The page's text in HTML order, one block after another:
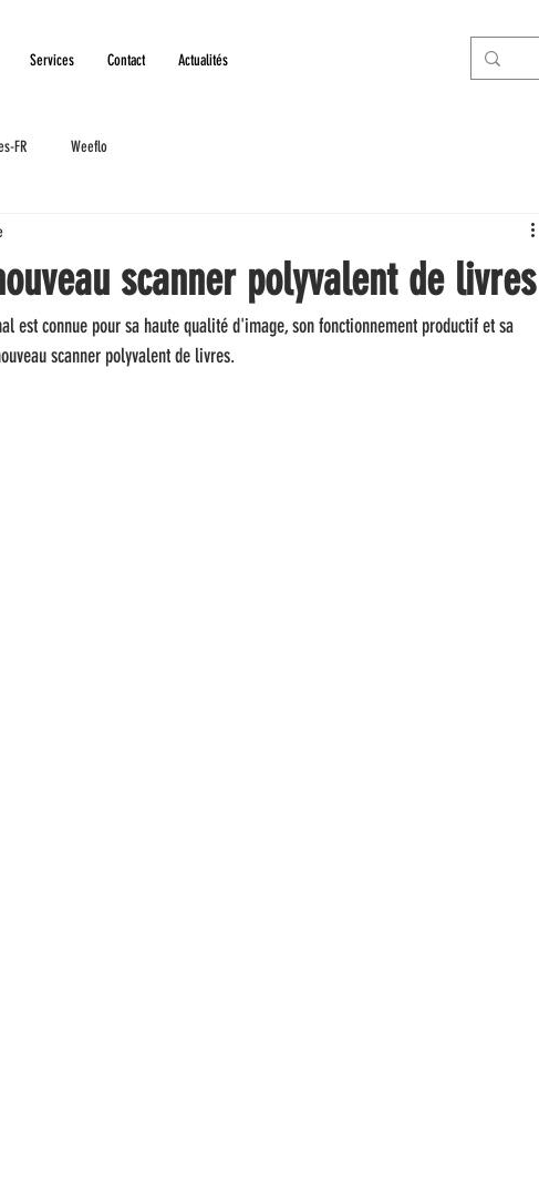
Services Contact Actualités
FR Weeflo
scanner polyvalent de livres
est connue pour sa haute qualité d'image, son fonctionnement productif et sa
scanner polyvalent de livres.